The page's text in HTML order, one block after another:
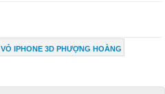
VỎ IPHONE 3D PHƯỢNG HOÀNG